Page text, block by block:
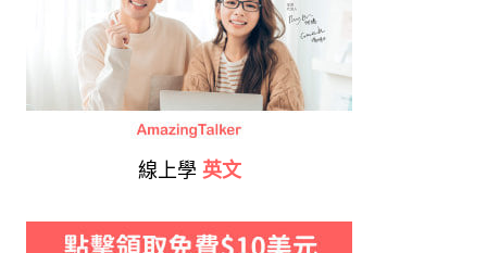
線上學 英文